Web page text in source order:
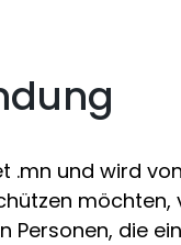
.mn und wird
möchten,
die